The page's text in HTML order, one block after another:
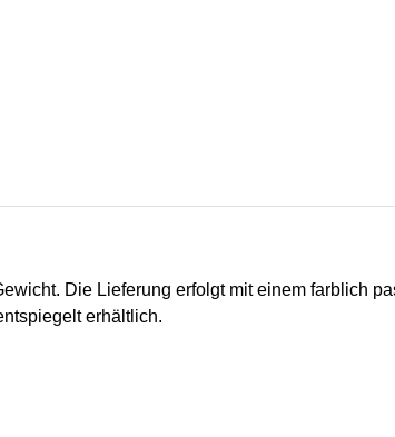
Die Lieferung erfolgt mit einem farblich
erhältlich.